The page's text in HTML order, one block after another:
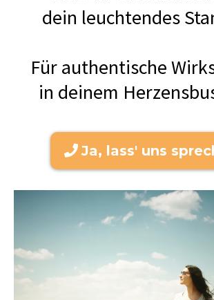
dein leuchtendes
Für authentische
in deinem
Ja, lass' uns